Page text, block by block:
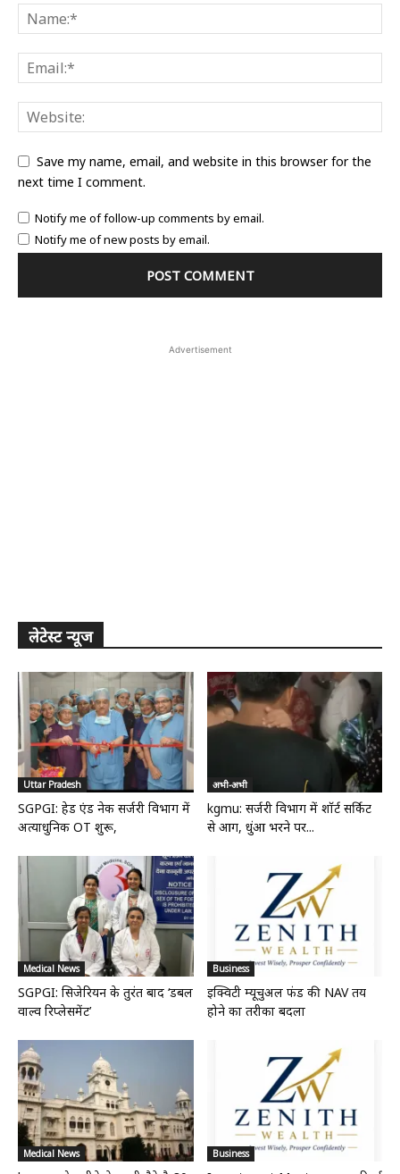
Save my name, email, and website in this browser for the
next time I comment.
Notify me of follow-up comments by email.
Notify me of new posts by email.
Advertisement
लेटेस्ट न्यूज
Uttar Pradesh
SGPGI: हेड एंड नेक सर्जरी विभाग में
अत्याधुनिक OT शुरू,
अभी-अभी
kgmu: सर्जरी विभाग में शॉर्ट सर्किट
से आग, धुंआ भरने पर...
Medical News
SGPGI: सिजेरियन के तुरंत बाद ‘डबल
वाल्व रिप्लेसमेंट’
Business
इक्विटी म्यूचुअल फंड की NAV तय
होने का तरीका बदला
Medical News Business